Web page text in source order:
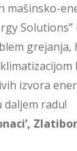
mašinsko-
Solutions”
grejanja,
izvora
daljem radu!